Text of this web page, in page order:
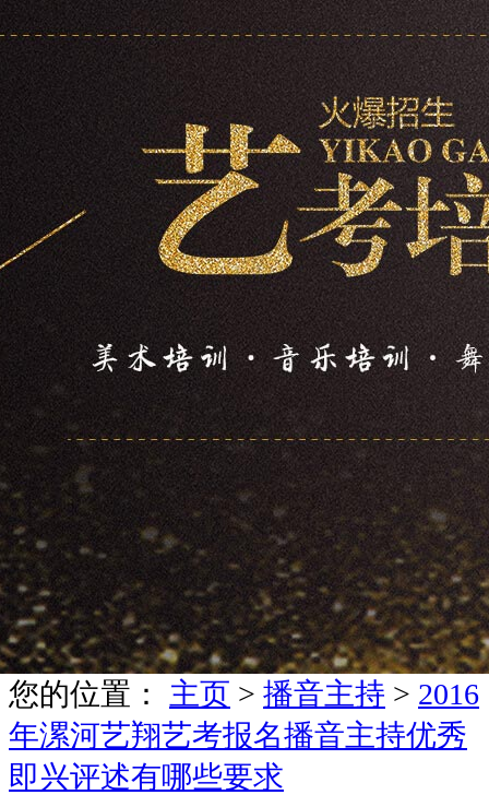
您的位置： 主页 > 播音主持 > 2016
年漯河艺翔艺考报名播音主持优秀
即兴评述有哪些要求